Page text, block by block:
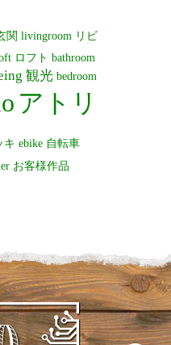
関 livingroom リビ
ロフト bathroom
観光 bedroom
アトリ
キ ebike 自転車
お客様作品